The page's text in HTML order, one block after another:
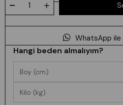
WhatsApp ile
Hangi beden almalıyım?